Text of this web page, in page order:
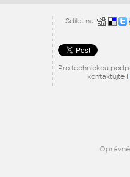
Sdílet na:
Pro technickou
kontaktujte